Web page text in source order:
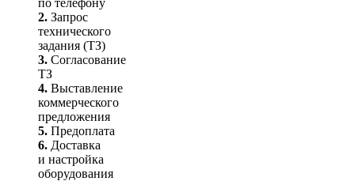
по телефону
2. Запрос
технического
задания (ТЗ)
3. Согласование
ТЗ
4. Выставление
коммерческого
предложения
5. Предоплата
6. Доставка
и настройка
оборудования